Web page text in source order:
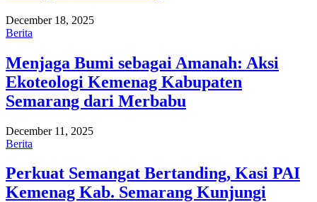
December 18, 2025
Berita
Menjaga Bumi sebagai Amanah: Aksi
Ekoteologi Kemenag Kabupaten
Semarang dari Merbabu
December 11, 2025
Berita
Perkuat Semangat Bertanding, Kasi PAI
Kemenag Kab. Semarang Kunjungi